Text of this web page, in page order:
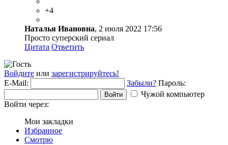
+4
Наталья Ивановна, 2 июля 2022 17:56
Просто суперский сериал
Цитата Ответить
Войдитеилизарегистрируйтесь!
E-Mail:
Забыли? Пароль:
Войти
Чужой компьютер
Войти через:
Мои закладки
Избранное